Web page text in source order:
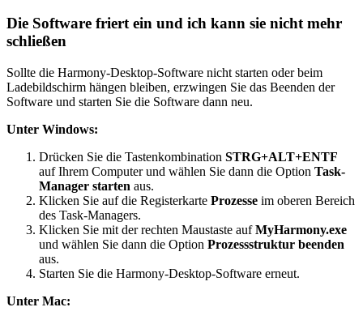
Die Software friert ein und ich kann sie nicht mehr
schließen
Sollte die Harmony-Desktop-Software nicht starten oder beim
Ladebildschirm hängen bleiben, erzwingen Sie das Beenden der
Software und starten Sie die Software dann neu.
Unter Windows:
Drücken Sie die Tastenkombination STRG+ALT+ENTF
auf Ihrem Computer und wählen Sie dann die Option Task-
Manager starten aus.
Klicken Sie auf die Registerkarte Prozesse im oberen Bereich
des Task-Managers.
Klicken Sie mit der rechten Maustaste aufMyHarmony.exe
und wählen Sie dann die Option Prozessstruktur beenden
aus.
Starten Sie die Harmony-Desktop-Software erneut.
Unter Mac: